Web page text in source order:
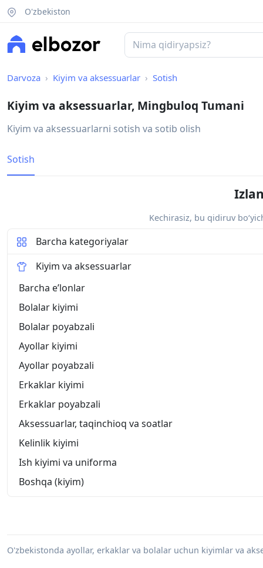
O'zbekiston
Darvoza Kiyim va aksessuarlar Sotish
Kiyim va aksessuarlar, Mingbuloq Tumani
Kiyim va aksessuarlarni sotish va sotib olish
Sotish
Kechirasiz, bu qidiruv
Barcha kategoriyalar
Kiyim va aksessuarlar
Barcha eʼlonlar
Bolalar kiyimi
Bolalar poyabzali
Ayollar kiyimi
Ayollar poyabzali
Erkaklar kiyimi
Erkaklar poyabzali
Aksessuarlar, taqinchioq va soatlar
Kelinlik kiyimi
Ish kiyimi va uniforma
Boshqa (kiyim)
O'zbekistonda ayollar, erkaklar va bolalar uchun kiyimlar va